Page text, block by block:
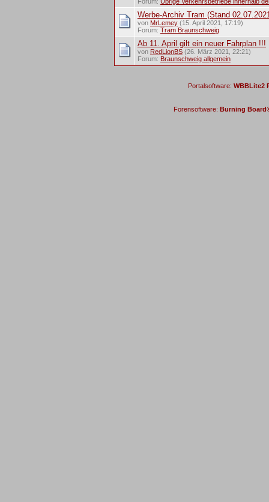
Werbe-Archiv Tram (Stand
von MrLemey(15. April 2021, 17:19)
Forum: Tram Braunschweig
Ab 11. April gilt ein neuer Fahrplan !!!
von RedLionBS(26. März 2021, 22:21)
Forum: Braunschweig allgemein
Portalsoftware: WBBLite2
Forensoftware: Burning